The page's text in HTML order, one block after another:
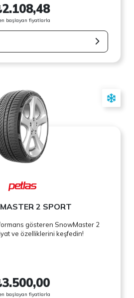
başlayan fiyatlarla
2 SPORT
gösteren SnowMaster 2
ve özelliklerini keşfedin!
başlayan fiyatlarla